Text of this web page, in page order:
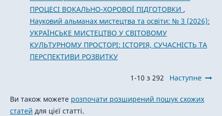
ПРОЦЕСІ ВОКАЛЬНО-ХОРОВОЇ ПІДГОТОВКИ ,
Науковий альманах мистецтва та освіти: № 3 (2026):
УКРАЇНСЬКЕ МИСТЕЦТВО У СВІТОВОМУ
КУЛЬТУРНОМУ ПРОСТОРІ: ІСТОРІЯ, СУЧАСНІСТЬ ТА
ПЕРСПЕКТИВИ РОЗВИТКУ
1-10 з 292 Наступне
Ви також можете розпочати розширений пошук схожих
статей для цієї статті.